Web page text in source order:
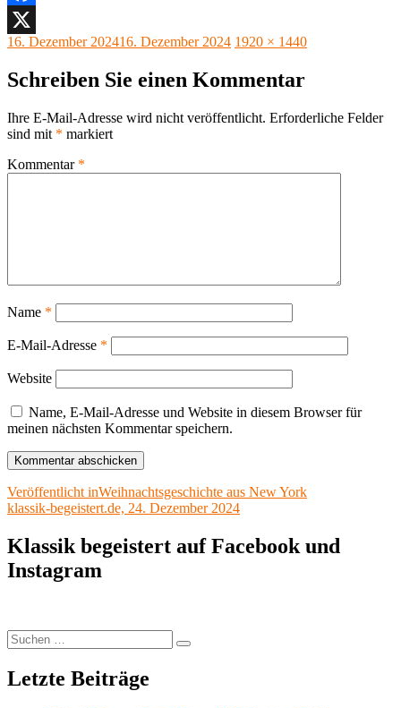
Facebook
X
Veröffentlicht
16. Dezember 202416. Dezember 2024 Originalgröße
1920 × 1440
Schreiben Sie einen Kommentar
Ihre E-Mail-Adresse wird nicht veröffentlicht. Erforderliche Felder
sind mit * markiert
Kommentar *
Name *
E-Mail-Adresse *
Website
Name, E-Mail-Adresse und Website in diesem Browser für
meinen nächsten Kommentar speichern.
Beitragsnavigation
Veröffentlicht inWeihnachtsgeschichte aus New York
klassik-begeistert.de, 24. Dezember 2024
Klassik begeistert auf Facebook und
Instagram
Suchen
nach:
Suchen
Letzte Beiträge